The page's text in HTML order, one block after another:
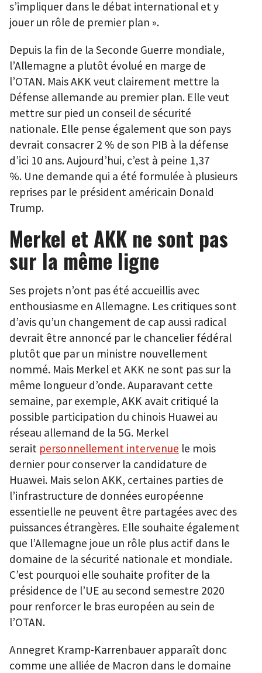
s’impliquer dans le débat international et y
jouer un rôle de premier plan ».
Depuis la fin de la Seconde Guerre mondiale,
l’Allemagne a plutôt évolué en marge de
l’OTAN. Mais AKK veut clairement mettre la
Défense allemande au premier plan. Elle veut
mettre sur pied un conseil de sécurité
nationale. Elle pense également que son pays
devrait consacrer 2 % de son PIB à la défense
d’ici 10 ans. Aujourd’hui, c’est à peine 1,37
%. Une demande qui a été formulée à plusieurs
reprises par le président américain Donald
Trump.
Merkel et AKK ne sont pas
sur la même ligne
Ses projets n’ont pas été accueillis avec
enthousiasme en Allemagne. Les critiques sont
d’avis qu’un changement de cap aussi radical
devrait être annoncé par le chancelier fédéral
plutôt que par un ministre nouvellement
nommé. Mais Merkel et AKK ne sont pas sur la
même longueur d’onde. Auparavant cette
semaine, par exemple, AKK avait critiqué la
possible participation du chinois Huawei au
réseau allemand de la 5G. Merkel
serait personnellement intervenue le mois
dernier pour conserver la candidature de
Huawei. Mais selon AKK, certaines parties de
l’infrastructure de données européenne
essentielle ne peuvent être partagées avec des
puissances étrangères. Elle souhaite également
que l’Allemagne joue un rôle plus actif dans le
domaine de la sécurité nationale et mondiale.
C’est pourquoi elle souhaite profiter de la
présidence de l’UE au second semestre 2020
pour renforcer le bras européen au sein de
l’OTAN.
Annegret Kramp-Karrenbauer apparaît donc
comme une alliée de Macron dans le domaine